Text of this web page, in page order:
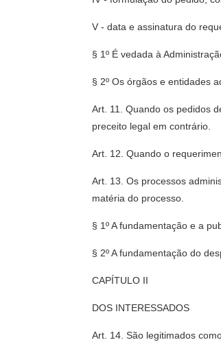
V - data e assinatura do
§ 1º É vedada à
§ 2º Os órgãos e entidades
Art. 11. Quando os pedidos
preceito legal em contrário.
Art. 12. Quando o
Art. 13. Os processos
matéria do processo.
§ 1º A fundamentação e a
§ 2º A fundamentação do
CAPÍTULO II
DOS INTERESSADOS
Art. 14. São legitimados